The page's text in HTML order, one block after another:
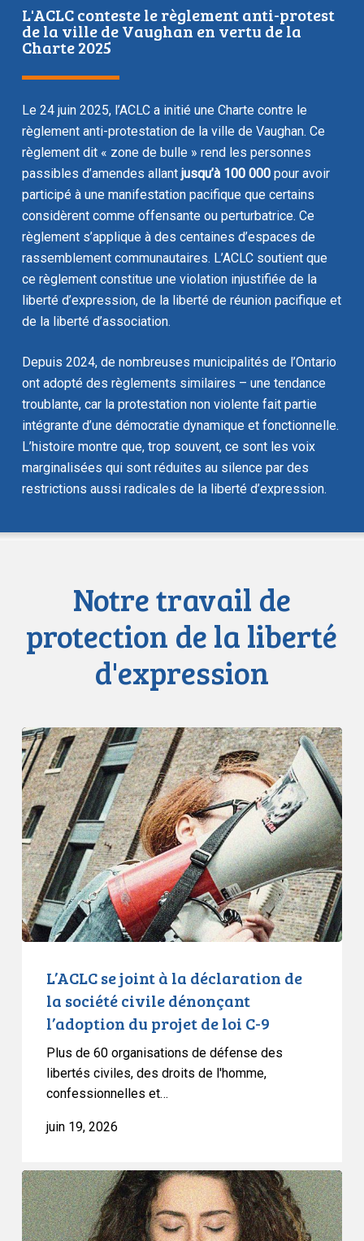
L'ACLC conteste le règlement anti-protest
de la ville de Vaughan en vertu de la
Charte 2025
Le 24 juin 2025, l’ACLC a initié uneCharte contre le
règlement anti-protestation de la ville de Vaughan. Ce
règlement dit « zone de bulle » rend les personnes
passibles d’amendes allantjusqu’à 100 000pour avoir
participé à une manifestation pacifique que certains
considèrent comme offensante ou perturbatrice. Ce
règlement s’applique à des centaines d’espaces de
rassemblement communautaires. L’ACLC soutient que
ce règlement constitue une violation injustifiée de la
liberté d’expression, de la liberté de réunion pacifique et
de la liberté d’association.
Depuis 2024, de nombreuses municipalités de l’Ontario
ont adopté des règlements similaires – une tendance
troublante, car la protestation non violente fait partie
intégrante d’une démocratie dynamique et fonctionnelle.
L’histoire montre que, trop souvent, ce sont les voix
marginalisées qui sont réduites au silence par des
restrictions aussi radicales de la liberté d’expression.
Notre travail de
protection de la liberté
d'expression
L’ACLC
se
joint
à
la
déclaration
de
la
société
civile
projet
L’ACLC se joint à la déclaration de
la société civile dénonçant
l’adoption du projet de loi C-9
Plus de 60 organisations de défense des
libertés civiles, des droits de l'homme,
confessionnelles et…
juin 19, 2026
L’ACLC
met
en